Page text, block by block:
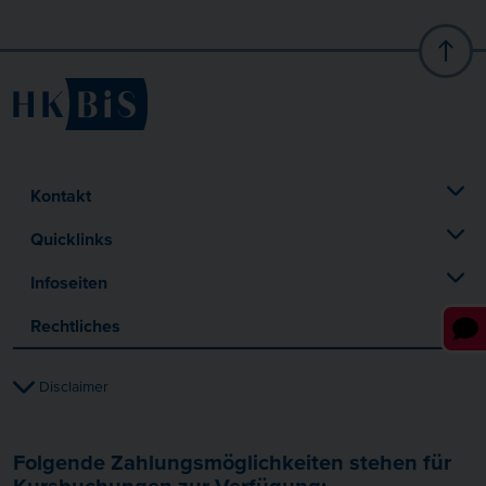
Kontakt
Quicklinks
Infoseiten
Rechtliches
Disclaimer
Folgende Zahlungsmöglichkeiten stehen für